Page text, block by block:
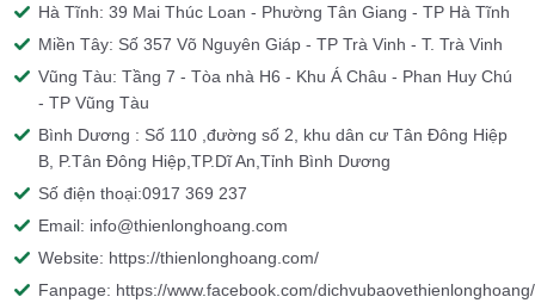
Hà Tĩnh: 39 Mai Thúc Loan - Phường Tân Giang - TP Hà Tĩnh
Miền Tây: Số 357 Võ Nguyên Giáp - TP Trà Vinh - T. Trà Vinh
Vũng Tàu: Tầng 7 - Tòa nhà H6 - Khu Á Châu - Phan Huy Chú
- TP Vũng Tàu
Bình Dương : Số 110 ,đường số 2, khu dân cư Tân Đông Hiệp
B, P.Tân Đông Hiệp,TP.Dĩ An,Tỉnh Bình Dương
Số điện thoại:0917 369 237
Email: info@thienlonghoang.com
Website: https://thienlonghoang.com/
Fanpage: https://www.facebook.com/dichvubaovethienlonghoang/